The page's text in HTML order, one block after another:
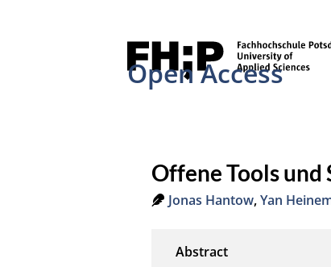
Open Access
Offene Tools
Jonas Hantow,Yan